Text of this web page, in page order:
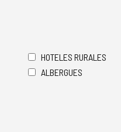
HOTELES RURALES
ALBERGUES